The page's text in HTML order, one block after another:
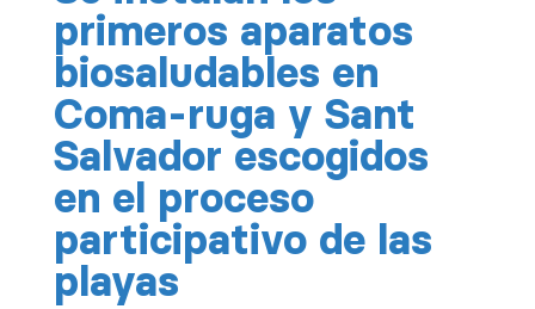
primeros aparatos
biosaludables en
Coma-ruga y Sant
Salvador escogidos
en el proceso
participativo de las
playas